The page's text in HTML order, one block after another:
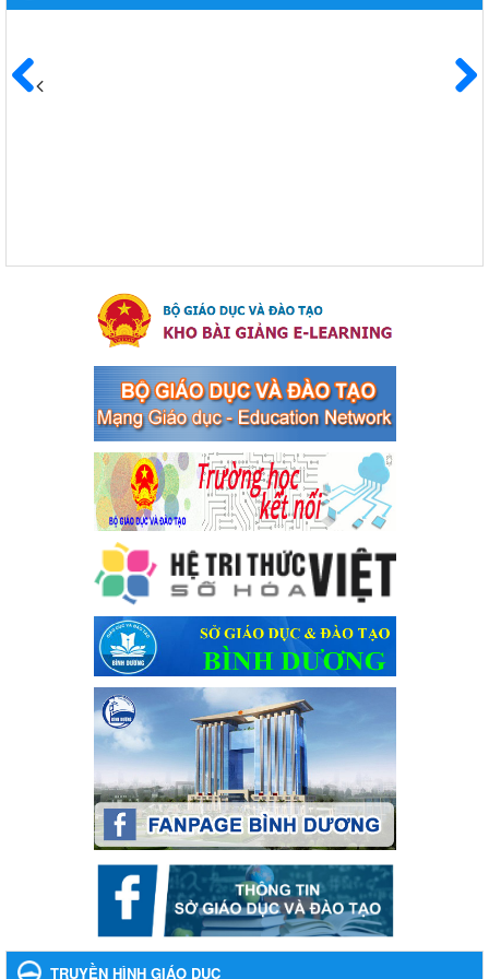
Kế hoạch Triển khai công tác tuyên truyền, đảm bảo trật tự,
an toàn giao thông năm 2024 tại các cơ sở giáo dục trên địa
của Thủ tướng Chính phủ về tăng cường phòng ngừa, đấu
tranh tội phạm, vi phạm pháp luật liên quan đến hoạt động
tổ chức đánh bạc và đánh bạc
Kế hoạch thực hiện Chỉ thị số 16/CT-TTg ngày 27/05/2023 của
phạm, vi phạm pháp luật liên quan đến hoạt động tổ chức đánh
bạc và đánh bạc
Ngày ban hành: 04/03/2024
Kế hoạch Tổ chức Hội trại truyền thống học sinh thị xã Bến
Cát Lần thứ VIII, năm học 2023-2024
Kế hoạch Tổ chức Hội trại truyền thống học sinh thị xã Bến Cát
Lần thứ VIII, năm học 2023-2024
Ngày ban hành: 28/12/2023
Phối hợp rà soát nhu cầu tiêm vắc xin phòng Covid 19
Phối hợp rà soát nhu cầu tiêm vắc xin phòng Covid 19
Ngày ban hành: 22/11/2023
Phát động, triển khai Cuộc thi " An toàn giao thông cho nụ
cười ngày mai" dành cho học sinh và giáo viên trung học
năm học 2023-2024
Phát động, triển khai Cuộc thi " An toàn giao thông cho nụ cười
ngày mai" dành cho học sinh và giáo viên trung học năm học
Ngày ban hành: 22/11/2023
Nhắc nhỡ thực hiện thanh toán không dùng tiền mặt các
khoản thu trong nhà trường năm học 2023-2024 và các năm
Nhắc nhỡ thực hiện thanh toán không dùng tiền mặt các khoản
thu trong nhà trường năm học 2023-2024 và các năm tiếp theo
TRUYỀN HÌNH GIÁO DỤC